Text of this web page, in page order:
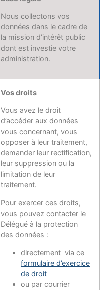
Nous collectons vos
données dans le cadre de
la mission d’intérêt public
dont est investie votre
administration.
Vos droits
Vous avez le droit
d’accéder aux données
vous concernant, vous
opposer à leur traitement,
demander leur rectification,
leur suppression ou la
limitation de leur
traitement.
Pour exercer ces droits,
vous pouvez contacter le
Délégué à la protection
des données :
directement via ce
formulaire d’exercice
de droit
ou par courrier